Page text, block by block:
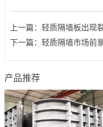
上一篇： 轻质隔墙板出现
下一篇： 轻质隔墙市场前
产品推荐